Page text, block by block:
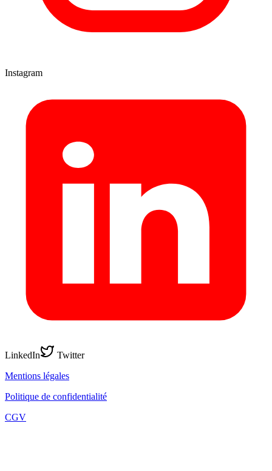
Instagram
LinkedIn
Twitter
Mentions légales
Politique de confidentialité
CGV